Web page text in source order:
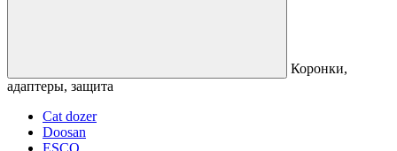
Коронки,
адаптеры, защита
Cat dozer
Doosan
ESCO